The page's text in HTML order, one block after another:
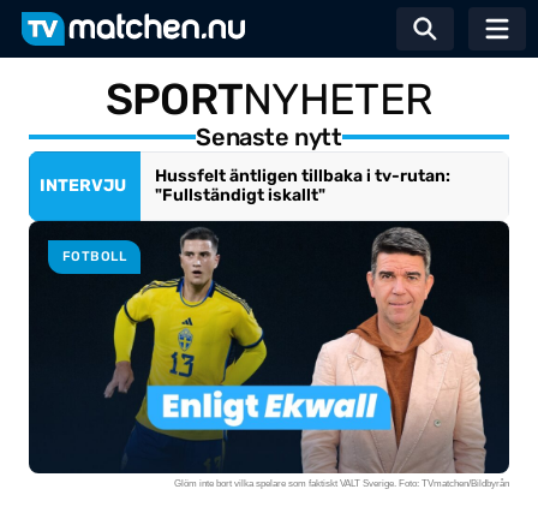
Växla
SPORTNYHETER
Senaste nytt
INTERVJU
Hussfelt äntligen tillbaka i tv-rutan:
"Fullständigt iskallt"
FOTBOLL
Glöm inte bort vilka spelare som faktiskt VALT Sverige. Foto: TVmatchen/Bildbyrån